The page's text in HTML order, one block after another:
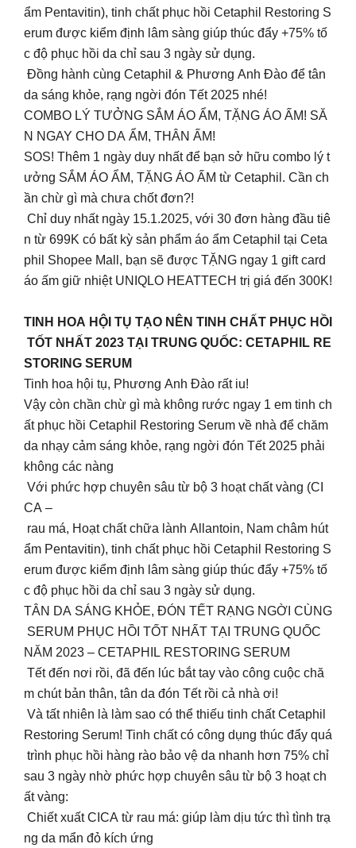
ẩm Pentavitin), tinh chất phục hồi Cetaphil Restoring S
erum được kiểm định lâm sàng giúp thúc đẩy +75% tố
c độ phục hồi da chỉ sau 3 ngày sử dụng.
Đồng hành cùng Cetaphil & Phương Anh Đào để tân
da sáng khỏe, rạng ngời đón Tết 2025 nhé!
COMBO LÝ TƯỞNG SẮM ÁO ẨM, TẶNG ÁO ẤM! SĂ
N NGAY CHO DA ẨM, THÂN ẤM!
SOS! Thêm 1 ngày duy nhất để bạn sở hữu combo lý t
ưởng SẮM ÁO ẨM, TẶNG ÁO ẤM từ Cetaphil. Cần ch
ần chừ gì mà chưa chốt đơn?!
Chỉ duy nhất ngày 15.1.2025, với 30 đơn hàng đầu tiê
n từ 699K có bất kỳ sản phẩm áo ẩm Cetaphil tại Ceta
phil Shopee Mall, bạn sẽ được TẶNG ngay 1 gift card
áo ấm giữ nhiệt UNIQLO HEATTECH trị giá đến 300K!
TINH HOA HỘI TỤ TẠO NÊN TINH CHẤT PHỤC HỒI
TỐT NHẤT 2023 TẠI TRUNG QUỐC: CETAPHIL RE
STORING SERUM
Tinh hoa hội tụ, Phương Anh Đào rất iu!
Vậy còn chần chừ gì mà không rước ngay 1 em tinh ch
ất phục hồi Cetaphil Restoring Serum về nhà để chăm
da nhạy cảm sáng khỏe, rạng ngời đón Tết 2025 phải
không các nàng
Với phức hợp chuyên sâu từ bộ 3 hoạt chất vàng (CI
CA –
rau má, Hoạt chất chữa lành Allantoin, Nam châm hút
ẩm Pentavitin), tinh chất phục hồi Cetaphil Restoring S
erum được kiểm định lâm sàng giúp thúc đẩy +75% tố
c độ phục hồi da chỉ sau 3 ngày sử dụng.
TÂN DA SÁNG KHỎE, ĐÓN TẾT RẠNG NGỜI CÙNG
SERUM PHỤC HỒI TỐT NHẤT TẠI TRUNG QUỐC
NĂM 2023 – CETAPHIL RESTORING SERUM
Tết đến nơi rồi, đã đến lúc bắt tay vào công cuộc chă
m chút bản thân, tân da đón Tết rồi cả nhà ơi!
Và tất nhiên là làm sao có thể thiếu tinh chất Cetaphil
Restoring Serum! Tinh chất có công dụng thúc đẩy quá
trình phục hồi hàng rào bảo vệ da nhanh hơn 75% chỉ
sau 3 ngày nhờ phức hợp chuyên sâu từ bộ 3 hoạt ch
ất vàng:
Chiết xuất CICA từ rau má: giúp làm dịu tức thì tình trạ
ng da mẩn đỏ kích ứng